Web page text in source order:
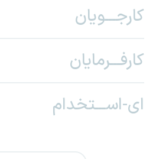
کارجـــویان
کارفـــرمایان
ای-اســـتخدام